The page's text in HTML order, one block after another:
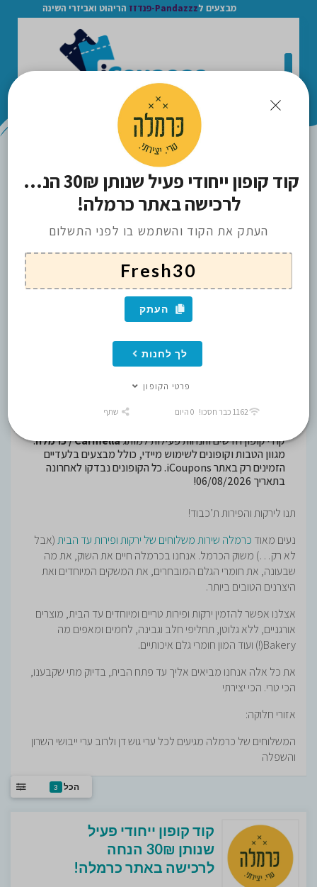
מבצעים לPandazzz-פנדזז הריהוט ואביזרי השינה
קופון שעובדים, קופונים נבדקים בכל
קודי קופון חדשים והנחות פעילות למותגCarmella / כרמלה
.
מגוון הטבות וקופונים לשימוש מיידי, כולל מבצעים בלעדיים
הזמינים רק באתר iCoupons. כל הקופונים נבדקו לאחרונה
בתאריך 06/08/2026!
תנו לירקות והפירות ת’כבוד!
נעים מאוד כרמלה שירות משלוחים של ירקות ופירות עד הבית(אבל
לא רק…) משוק הכרמל. אנחנו בכרמלה חיים את השוק, את מה
שבעונה, את חומרי הגלם המובחרים, את המשקים המיוחדים ואת
היצרנים הטובים ביותר.
אצלנו אפשר להזמין ירקות ופירות טריים ומיוחדים עד הבית, מוצרים
אורגניים, ללא גלוטן, תחליפי חלב וגבינה, לחמים ומאפים מה
Bakery(!) ועוד המון חומרי גלם איכותיים.
את כל אלה אנחנו מביאים אליך עד פתח הבית, בדיוק מתי שקבענו,
הכי טרי. הכי יצירתי
אזורי חלוקה:
המשלוחים של כרמלה מגיעים לכל ערי גוש דן ולרוב ערי ייבושי השרון
והשפלה
הכל 3
קוד קופון ייחודי פעיל
שנותן 30₪ הנחה
לרכישה באתר כרמלה!
לרכישה באתר כרמלה!
העתק את הקוד והשתמש בו לפני התשלום
העתק
לך לחנות
פרטי הקופון
1162 כבר חסכו! 0 היום שתף